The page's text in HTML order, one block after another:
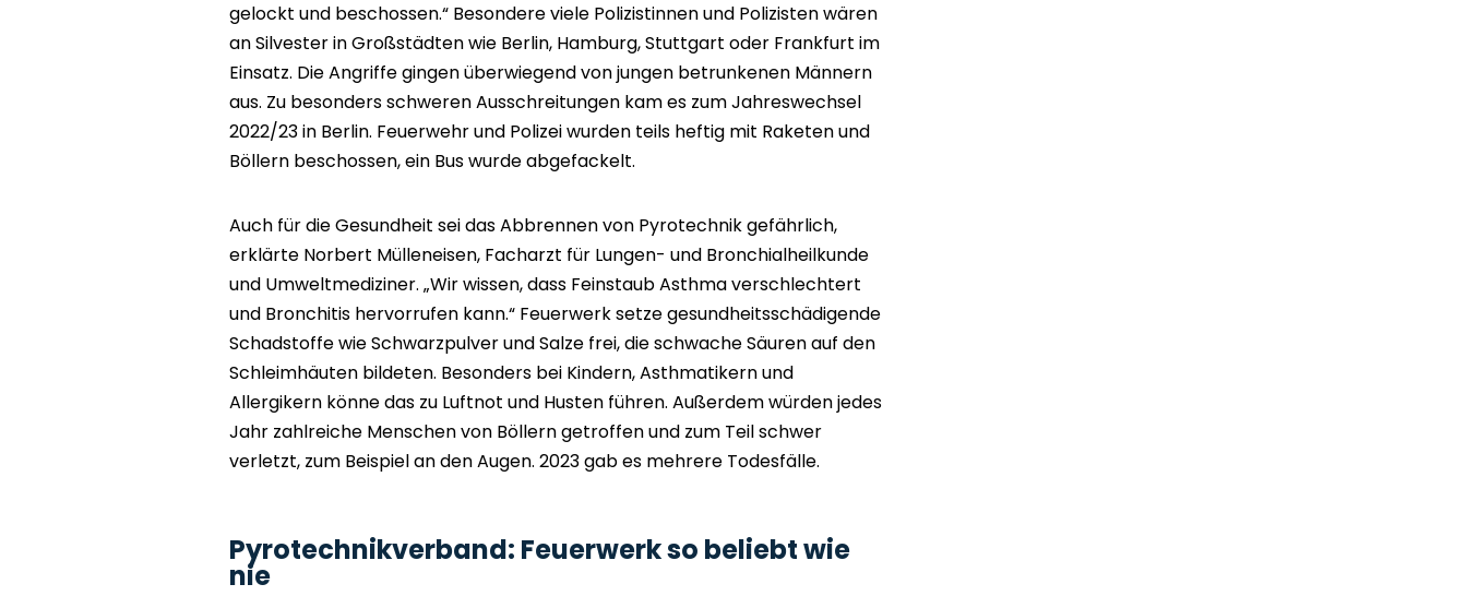
gelockt und beschossen.“ Besondere viele Polizistinnen und Polizisten wären
an Silvester in Großstädten wie Berlin, Hamburg, Stuttgart oder Frankfurt im
Einsatz. Die Angriffe gingen überwiegend von jungen betrunkenen Männern
aus. Zu besonders schweren Ausschreitungen kam es zum Jahreswechsel
2022/23 in Berlin. Feuerwehr und Polizei wurden teils heftig mit Raketen und
Böllern beschossen, ein Bus wurde abgefackelt.
Auch für die Gesundheit sei das Abbrennen von Pyrotechnik gefährlich,
erklärte Norbert Mülleneisen, Facharzt für Lungen- und Bronchialheilkunde
und Umweltmediziner. „Wir wissen, dass Feinstaub Asthma verschlechtert
und Bronchitis hervorrufen kann.“ Feuerwerk setze gesundheitsschädigende
Schadstoffe wie Schwarzpulver und Salze frei, die schwache Säuren auf den
Schleimhäuten bildeten. Besonders bei Kindern, Asthmatikern und
Allergikern könne das zu Luftnot und Husten führen. Außerdem würden jedes
Jahr zahlreiche Menschen von Böllern getroffen und zum Teil schwer
verletzt, zum Beispiel an den Augen. 2023 gab es mehrere Todesfälle.
Pyrotechnikverband: Feuerwerk so beliebt wie
nie